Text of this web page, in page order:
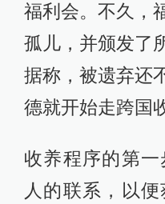
福利会。不久，
孤儿，并颁发了
据称，被遗弃还
德就开始走跨国
收养程序的第
人的联系，以